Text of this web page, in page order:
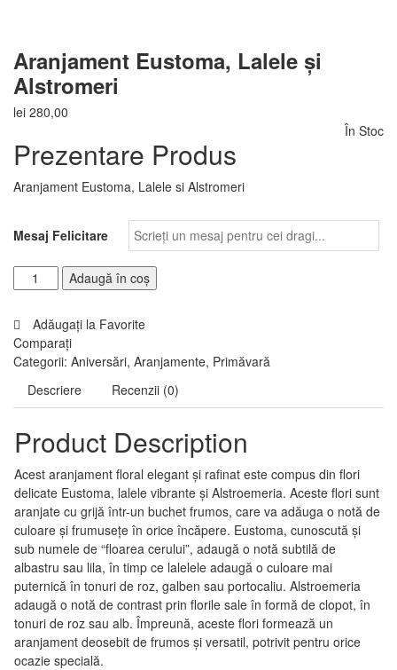
Aranjament Eustoma, Lalele și
Alstromeri
lei 280,00
În Stoc
Prezentare Produs
Aranjament Eustoma, Lalele si Alstromeri
Mesaj Felicitare
Adaugă în coș
Adăugați la Favorite
Comparați
Categorii: Aniversări, Aranjamente, Primăvară
Descriere
Recenzii (0)
Product Description
Acest aranjament floral elegant și rafinat este compus din flori
delicate Eustoma, lalele vibrante și Alstroemeria. Aceste flori sunt
aranjate cu grijă într-un buchet frumos, care va adăuga o notă de
culoare și frumusețe în orice încăpere. Eustoma, cunoscută și
sub numele de “floarea cerului”, adaugă o notă subtilă de
albastru sau lila, în timp ce lalelele adaugă o culoare mai
puternică în tonuri de roz, galben sau portocaliu. Alstroemeria
adaugă o notă de contrast prin florile sale în formă de clopot, în
tonuri de roz sau alb. Împreună, aceste flori formează un
aranjament deosebit de frumos și versatil, potrivit pentru orice
ocazie specială.